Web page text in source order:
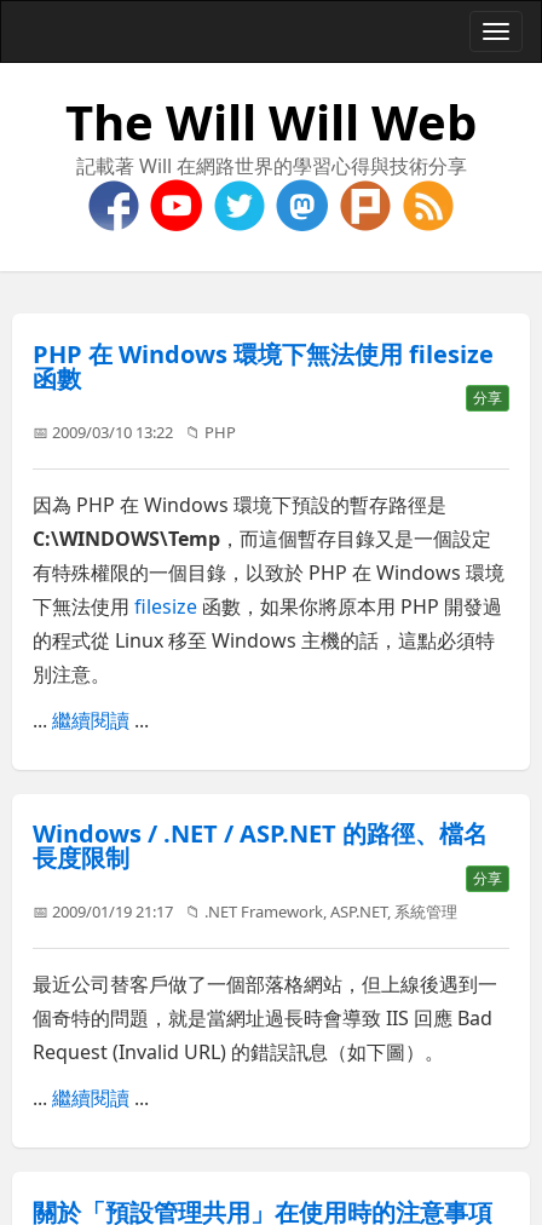
The Will Will Web
記載著 Will 在網路世界的學習心得與技術分享
PHP 在 Windows 環境下無法使用 filesize
函數
分享
📅 2009/03/10 13:22 📁 PHP
因為 PHP 在 Windows 環境下預設的暫存路徑是
C:\WINDOWS\Temp ，而這個暫存目錄又是一個設定
有特殊權限的一個目錄，以致於 PHP 在 Windows 環境
下無法使用filesize 函數，如果你將原本用 PHP 開發過
的程式從 Linux 移至 Windows 主機的話，這點必須特
別注意。
...繼續閱讀 ...
Windows / .NET / ASP.NET 的路徑、檔名
長度限制
分享
📅 2009/01/19 21:17 📁 .NET Framework,ASP.NET, 系統管理
最近公司替客戶做了一個部落格網站，但上線後遇到一
個奇特的問題，就是當網址過長時會導致 IIS 回應 Bad
Request (Invalid URL) 的錯誤訊息（如下圖）。
...繼續閱讀 ...
關於「預設管理共用」在使用時的注意事項